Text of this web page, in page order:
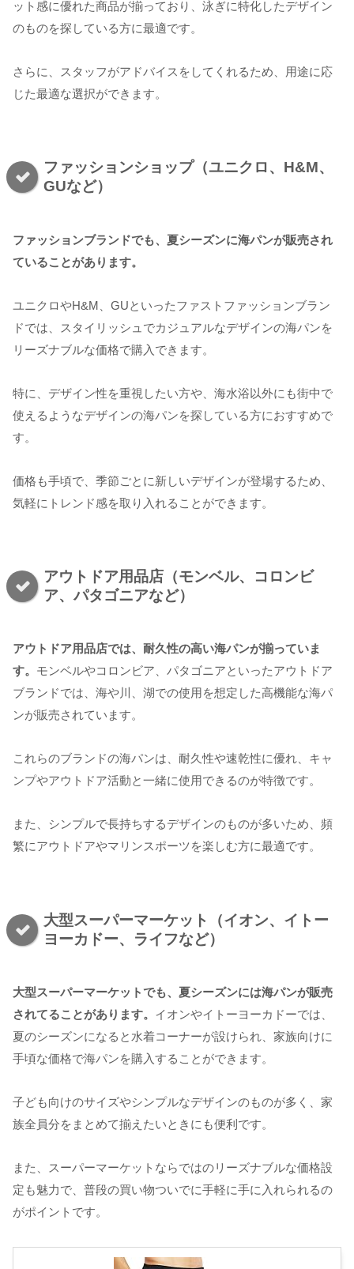
ット感に優れた商品が揃っており、泳ぎに特化したデザイン
のものを探している方に最適です。
さらに、スタッフがアドバイスをしてくれるため、用途に応
じた最適な選択ができます。
ファッションショップ（ユニクロ、H&M、
GUなど）
ファッションブランドでも、夏シーズンに海パンが販売され
ていることがあります。
ユニクロやH&M、GUといったファストファッションブラン
ドでは、スタイリッシュでカジュアルなデザインの海パンを
リーズナブルな価格で購入できます。
特に、デザイン性を重視したい方や、海水浴以外にも街中で
使えるようなデザインの海パンを探している方におすすめで
す。
価格も手頃で、季節ごとに新しいデザインが登場するため、
気軽にトレンド感を取り入れることができます。
アウトドア用品店（モンベル、コロンビ
ア、パタゴニアなど）
アウトドア用品店では、耐久性の高い海パンが揃っていま
す。 モンベルやコロンビア、パタゴニアといったアウトドア
ブランドでは、海や川、湖での使用を想定した高機能な海パ
ンが販売されています。
これらのブランドの海パンは、耐久性や速乾性に優れ、キャ
ンプやアウトドア活動と一緒に使用できるのが特徴です。
また、シンプルで長持ちするデザインのものが多いため、頻
繁にアウトドアやマリンスポーツを楽しむ方に最適です。
大型スーパーマーケット（イオン、イトー
ヨーカドー、ライフなど）
大型スーパーマーケットでも、夏シーズンには海パンが販売
されてることがあります。 イオンやイトーヨーカドーでは、
夏のシーズンになると水着コーナーが設けられ、家族向けに
手頃な価格で海パンを購入することができます。
子ども向けのサイズやシンプルなデザインのものが多く、家
族全員分をまとめて揃えたいときにも便利です。
また、スーパーマーケットならではのリーズナブルな価格設
定も魅力で、普段の買い物ついでに手軽に手に入れられるの
がポイントです。